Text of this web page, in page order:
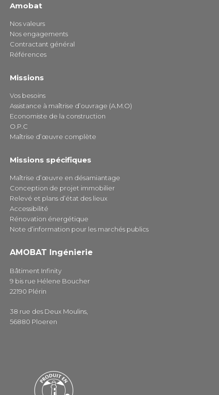
Amobat
Nos valeurs
Nos engagements
Contractant général
Références
Missions
Vos besoins
Assistance à maîtrise d’ouvrage (A.M.O)
Economiste de la construction
O.P.C
Maîtrise d’œuvre complète
Missions spécifiques
Maîtrise d’œuvre en désamiantage
Conception de projet immobilier
Relevé et plans d’état des lieux
Accessibilité
Rénovation énergétique
Note d’information pour les marchés publics
AMOBAT Ingénierie
Bâtiment Infinity
9 bis rue Hélene Boucher
22190 Plérin
38 rue des Deux Moulins,
56880 Ploeren